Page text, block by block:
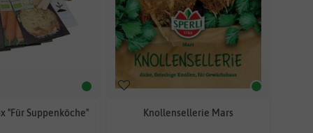
"Für Suppenköche" Knollensellerie Mars